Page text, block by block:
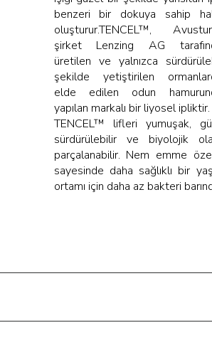
benzeri bir dokuya sahip
oluşturur.TENCEL™,
şirket Lenzing AG
üretilen ve yalnızca
şekilde yetiştirilen
elde edilen odun
yapılan markalı bir liyosel ipliktir.
TENCEL™ lifleri yumuşak,
sürdürülebilir ve biyolojik
parçalanabilir. Nem emme
sayesinde daha sağlıklı bir
ortamı için daha az bakteri